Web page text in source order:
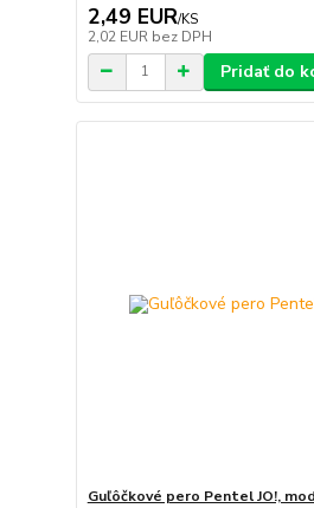
2,49 EUR/KS
2,02 EUR bez DPH
Pridať do
Guľôčkové pero Pentel JO!,